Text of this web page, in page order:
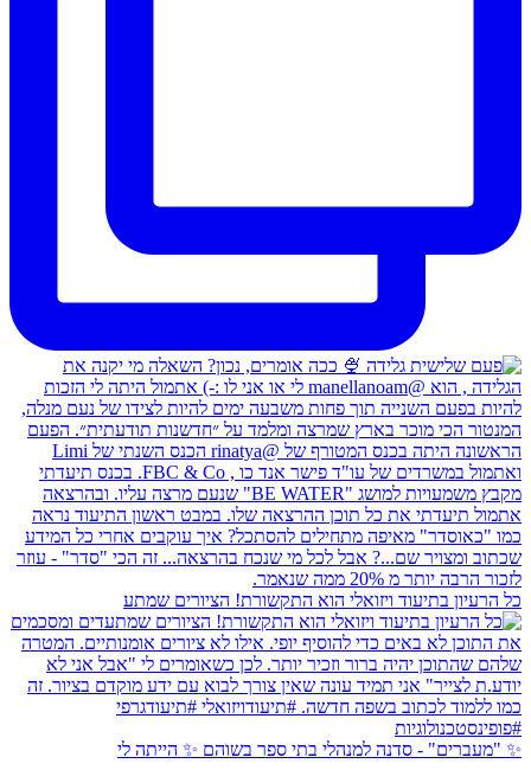
כל הרעיון בתיעוד ויזואלי הוא התקשורת! הציורים שמתע
✨ "מעברים" - סדנה למנהלי בתי ספר בשוהם ✨ הייתה לי